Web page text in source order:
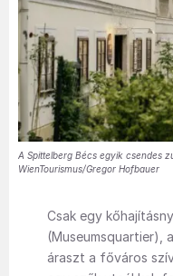
A Spittelberg Bécs egyik csendes
WienTourismus/Gregor Hofbauer
Csak egy
(Museumsquartier),
áraszt a főváros